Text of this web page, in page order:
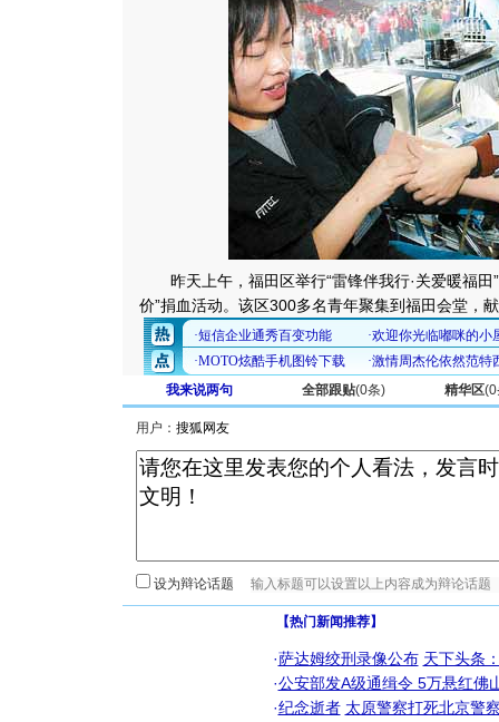
昨天上午，福田区举行“雷锋伴我行·关爱暖福田”
价”捐血活动。该区300多名青年聚集到福田会堂，
我来说两句 全部跟贴(0条) 精华区(0
用户：
设为辩论话题
【热门新闻推荐】
·萨达姆绞刑录像公布 天下头条
·公安部发A级通缉令 5万悬红佛
·纪念逝者 太原警察打死北京警